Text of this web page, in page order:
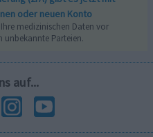
oder neuen Konto
medizinischen Daten vor
Parteien.
auf...